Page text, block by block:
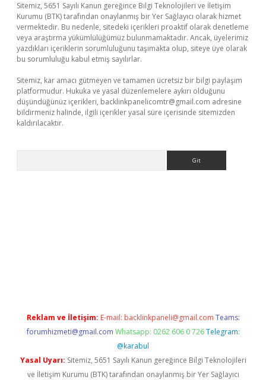
Sitemiz, 5651 Sayılı Kanun gereğince Bilgi Teknolojileri ve İletişim
Kurumu (BTK) tarafından onaylanmış bir Yer Sağlayıcı olarak hizmet
vermektedir. Bu nedenle, sitedeki içerikleri proaktif olarak denetleme
veya araştırma yükümlülüğümüz bulunmamaktadır. Ancak, üyelerimiz
yazdıkları içeriklerin sorumluluğunu taşımakta olup, siteye üye olarak
bu sorumluluğu kabul etmiş sayılırlar.
Sitemiz, kar amacı gütmeyen ve tamamen ücretsiz bir bilgi paylaşım
platformudur. Hukuka ve yasal düzenlemelere aykırı olduğunu
düşündüğünüz içerikleri, backlinkpanelicomtr@gmail.com adresine
bildirmeniz halinde, ilgili içerikler yasal süre içerisinde sitemizden
kaldırılacaktır.
Reklam ve İletişim: E-mail: backlinkpaneli@gmail.com Teams:
forumhizmeti@gmail.com Whatsapp: 0262 606 0 726 Telegram:
@karabul
Yasal Uyarı: Sitemiz, 5651 Sayılı Kanun gereğince Bilgi Teknolojileri
ve İletişim Kurumu (BTK) tarafından onaylanmış bir Yer Sağlayıcı